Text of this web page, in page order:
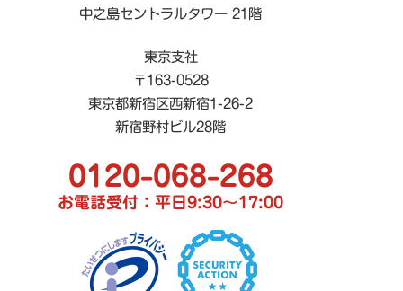
中之島セントラルタワー 21階
東京支社
〒163-0528
東京都新宿区西新宿1-26-2
新宿野村ビル28階
0120-068-268
お電話受付：平日9:30〜17:00